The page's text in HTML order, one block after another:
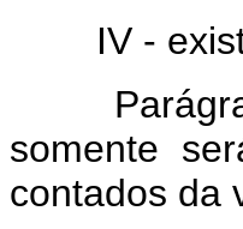
IV -
Parágrafo
somente
contados da